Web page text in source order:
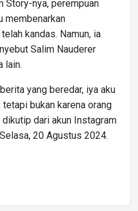
Story-nya, perempuan
membenarkan
kandas. Namun, ia
Salim Nauderer
lain.
yang beredar, iya aku
bukan karena orang
dari akun Instagram
20 Agustus 2024.